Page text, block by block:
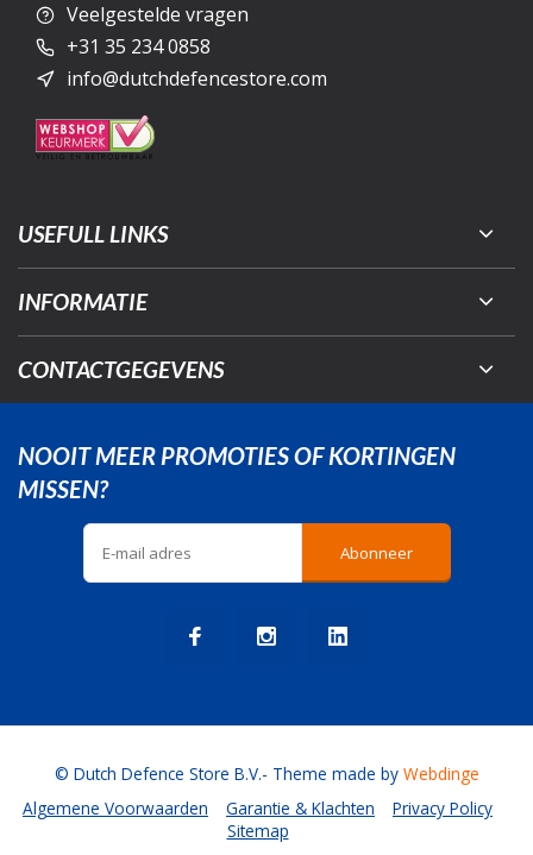
Veelgestelde vragen
+31 35 234 0858
info@dutchdefencestore.com
USEFULL LINKS
INFORMATIE
CONTACTGEGEVENS
NOOIT MEER PROMOTIES OF KORTINGEN
MISSEN?
Abonneer
Algemene Voorwaarden Garantie & Klachten
Privacy Policy
Sitemap
© Dutch Defence Store B.V.- Theme made by Webdinge